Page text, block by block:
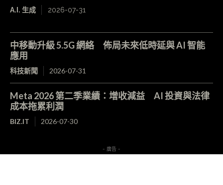
A.I. 生成 2026-07-31
中移動升級 5.5G 網絡 佈局未來低時延與 AI 智能
應用
科技新聞 2026-07-31
Meta 2026 第二季業績：增收減益 AI 投資與法律
成本拖累利潤
BIZ.IT 2026-07-30
- 廣告 -